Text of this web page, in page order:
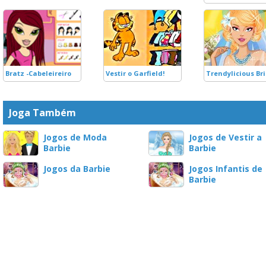
Bratz -Cabeleireiro Vestir o Garfield! Trendylicious
Joga Também
Jogos de Moda
Barbie
Jogos de Vestir a
Barbie
Jogos da Barbie
Jogos Infantis de
Barbie